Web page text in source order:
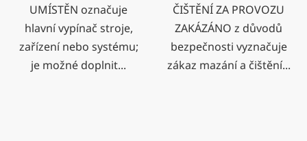
UMÍSTĚN označuje
hlavní vypínač stroje,
zařízení nebo systému;
je možné doplnit...
ČIŠTĚNÍ ZA PROVOZU
ZAKÁZÁNO z důvodů
bezpečnosti vyznačuje
zákaz mazání a čištění...